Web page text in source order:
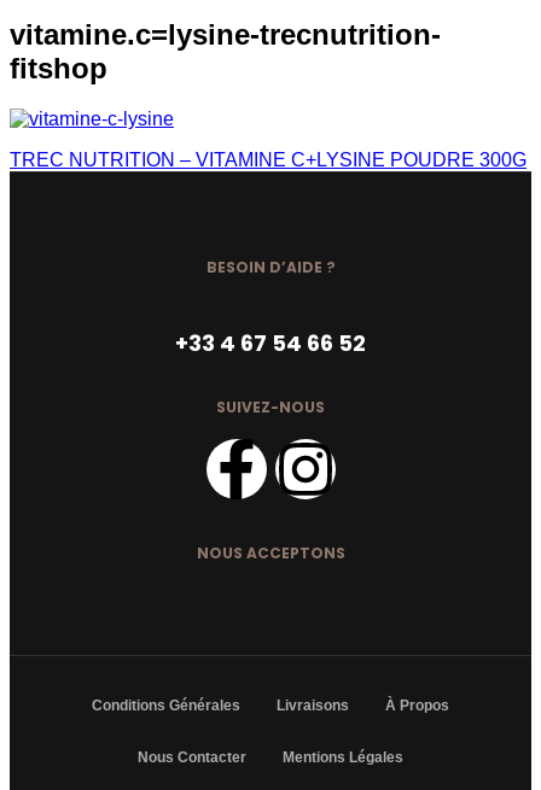
vitamine.c=lysine-trecnutrition-
fitshop
TREC NUTRITION – VITAMINE C+LYSINE POUDRE 300G
BESOIN D’AIDE ?
+33 4 67 54 66 52
SUIVEZ-NOUS
NOUS ACCEPTONS
Conditions Générales Livraisons À Propos
Nous Contacter Mentions Légales